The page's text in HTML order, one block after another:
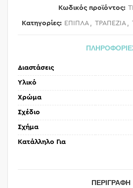
Κωδικός προϊόντος:
Κατηγορίες: ΕΠΙΠΛΑ ΤΡΑΠΕΖΙΑ
Διαστάσεις
Υλικό
Χρώμα
Σχέδιο
Σχήμα
Κατάλληλο Για
ΠΕΡΙΓΡΑΦΉ